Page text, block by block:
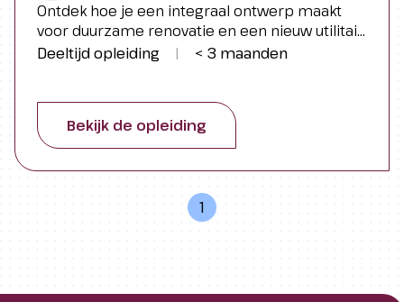
Ontdek hoe je een integraal ontwerp maakt
voor duurzame renovatie en een nieuw utilitair
gebouw. Leer (steden)bouwkundige
constructieve en bouwfysische berekeningen
uit voor een haalbaar ontwerp. Schrijf je in voor
de bachelorcursus Gebouwde omgeving:
ontwerpen, onderdeel van de propedeuse
Built Environment, en leer meer.
Deeltijd opleiding | < 3 maanden
Bekijk de opleiding
1